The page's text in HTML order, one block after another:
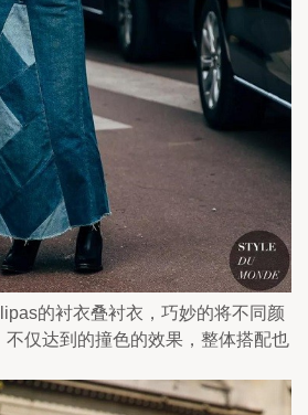
的衬衣叠衬衣，巧妙的将不同颜
仅达到的撞色的效果，整体搭配也